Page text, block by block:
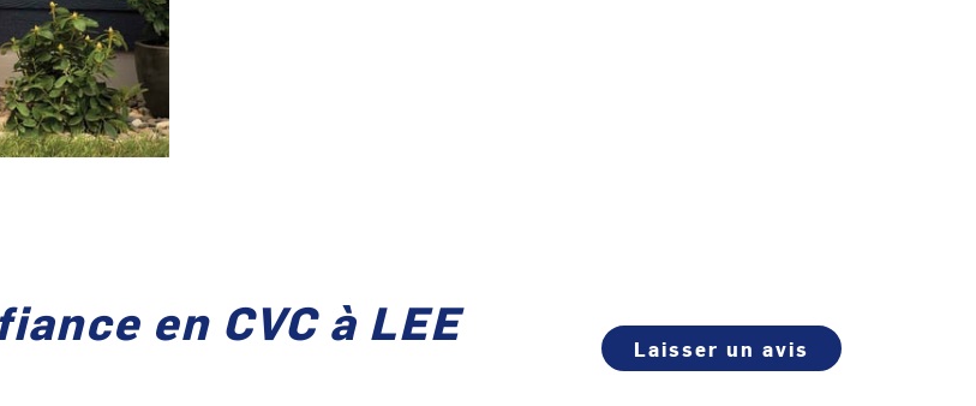
en CVC à LEE
Laisser un avis